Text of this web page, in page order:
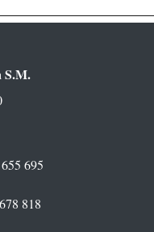
S.M.
695
818